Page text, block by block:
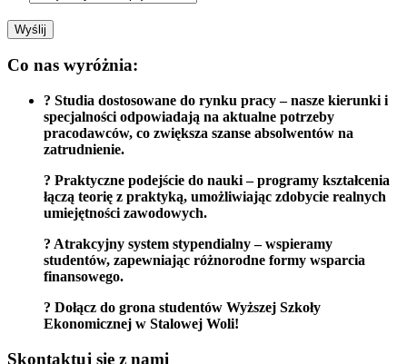
Wyślij
Co nas wyróżnia:
? Studia dostosowane do rynku pracy – nasze kierunki i
specjalności odpowiadają na aktualne potrzeby
pracodawców, co zwiększa szanse absolwentów na
zatrudnienie.
? Praktyczne podejście do nauki – programy kształcenia
łączą teorię z praktyką, umożliwiając zdobycie realnych
umiejętności zawodowych.
? Atrakcyjny system stypendialny – wspieramy
studentów, zapewniając różnorodne formy wsparcia
finansowego.
? Dołącz do grona studentów Wyższej Szkoły
Ekonomicznej w Stalowej Woli!
Skontaktuj się z nami